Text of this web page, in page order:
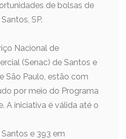
de bolsas de
SP.
Nacional de
(Senac) de Santos e
São Paulo, estão com
por meio do Programa
A iniciativa é válida até o
e 393 em